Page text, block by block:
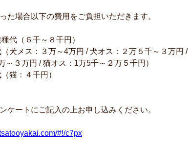
た場合以下の費用をご負担いただきます。
代（６千～８千円）
犬メス：３万～4万円 / 犬オス：２万５千～３万円 /
万円 / 猫オス：1万5千～２万５千円）
猫：４千円）
ケートにご記入の上お申し込みください。
#!/c7px